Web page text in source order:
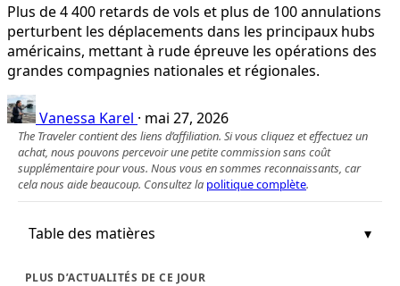
Plus de 4 400 retards de vols et plus de 100 annulations
perturbent les déplacements dans les principaux hubs
américains, mettant à rude épreuve les opérations des
grandes compagnies nationales et régionales.
Vanessa Karel · mai 27, 2026
The Traveler contient des liens d’affiliation. Si vous cliquez et effectuez un
achat, nous pouvons percevoir une petite commission sans coût
supplémentaire pour vous. Nous vous en sommes reconnaissants, car
cela nous aide beaucoup. Consultez la politique complète.
Table des matières
PLUS D’ACTUALITÉS DE CE JOUR